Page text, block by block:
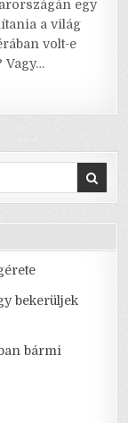
s
A
ar
e
egy
a világ
volt-e
Vagy…
bekerüljek
bármi